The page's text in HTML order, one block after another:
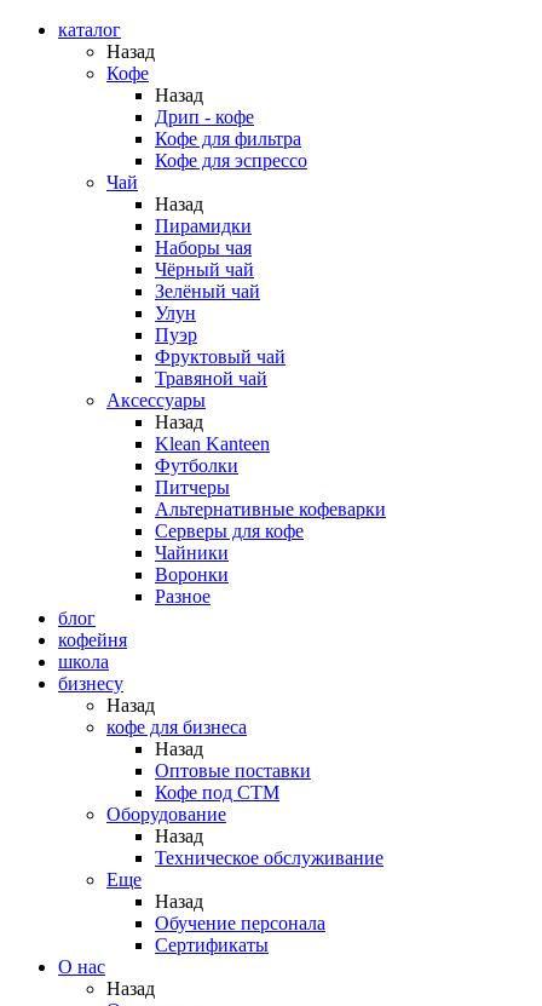
каталог
Назад
Кофе
Назад
Дрип - кофе
Кофе для фильтра
Кофе для эспрессо
Чай
Назад
Пирамидки
Наборы чая
Чёрный чай
Зелёный чай
Улун
Пуэр
Фруктовый чай
Травяной чай
Аксессуары
Назад
Klean Kanteen
Футболки
Питчеры
Альтернативные кофеварки
Серверы для кофе
Чайники
Воронки
Разное
блог
кофейня
школа
бизнесу
Назад
кофе для бизнеса
Назад
Оптовые поставки
Кофе под СТМ
Оборудование
Назад
Техническое обслуживание
Еще
Назад
Обучение персонала
Сертификаты
О нас
Назад